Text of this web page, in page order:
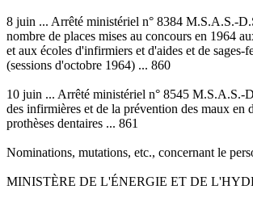
8 juin ... Arrêté ministériel n° 8384 M.S.A.S.-
nombre de places mises au concours en 1964
et aux écoles d'infirmiers et d'aides et de sages-
(sessions d'octobre 1964) ... 860
10 juin ... Arrêté ministériel n° 8545 M.S.A.S.-
des infirmières et de la prévention des maux en
prothèses dentaires ... 861
Nominations, mutations, etc., concernant le
MINISTÈRE DE L'ÉNERGIE ET DE